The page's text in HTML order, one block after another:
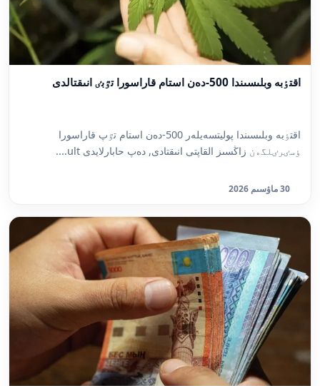
اقتٶبە وبلىسىندا 500-دەن استام قاراسورا تٷبٸ انىقتالدى
اقتٶبە وبلىسىندا پوليتسەيلەر 500-دەن استام تٷپ قاراسورا
ٶسٸرٸلگەن زاڭسىز القاپتى انىقتادى, دەپ حابارلايدى ult....
30 ماۋسىم 2026